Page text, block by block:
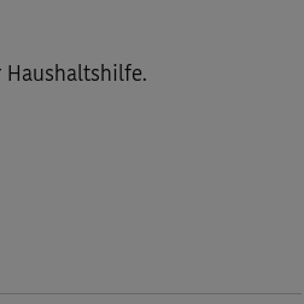
Haushaltshilfe.